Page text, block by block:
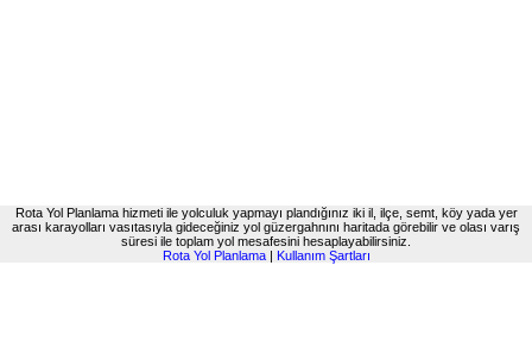
Rota Yol Planlama hizmeti ile yolculuk yapmayı plandığınız iki il, ilçe, semt, köy yada yer
arası karayolları vasıtasıyla gideceğiniz yol güzergahnını haritada görebilir ve olası varış
süresi ile toplam yol mesafesini hesaplayabilirsiniz.
Rota Yol Planlama| Kullanım Şartları